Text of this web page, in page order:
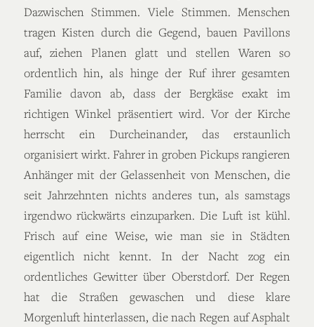
Dazwischen Stimmen. Viele Stimmen. Menschen
tragen Kisten durch die Gegend, bauen Pavillons
auf, ziehen Planen glatt und stellen Waren so
ordentlich hin, als hinge der Ruf ihrer gesamten
Familie davon ab, dass der Bergkäse exakt im
richtigen Winkel präsentiert wird. Vor der Kirche
herrscht ein Durcheinander, das erstaunlich
organisiert wirkt. Fahrer in groben Pickups rangieren
Anhänger mit der Gelassenheit von Menschen, die
seit Jahrzehnten nichts anderes tun, als samstags
irgendwo rückwärts einzuparken. Die Luft ist kühl.
Frisch auf eine Weise, wie man sie in Städten
eigentlich nicht kennt. In der Nacht zog ein
ordentliches Gewitter über Oberstdorf. Der Regen
hat die Straßen gewaschen und diese klare
Morgenluft hinterlassen, die nach Regen auf Asphalt